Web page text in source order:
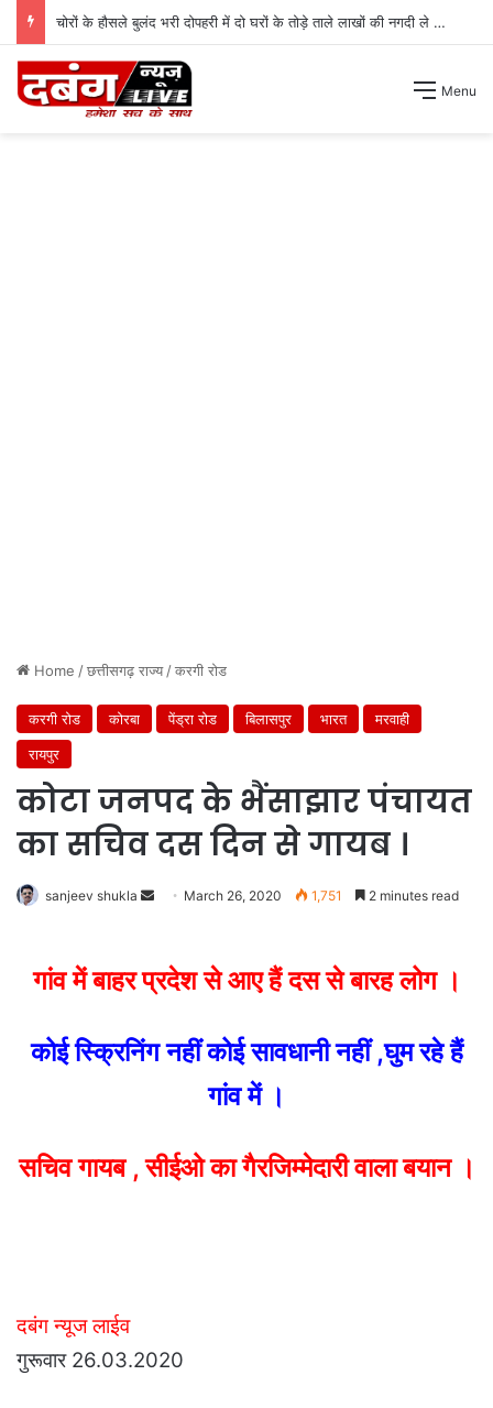
चोरों के हौसले बुलंद भरी दोपहरी में दो घरों के तोड़े ताले लाखों की नगदी ले भागे ।
Menu
Home /छत्तीसगढ़ राज्य/करगी रोड
करगी रोड कोरबा पेंड्रा रोड बिलासपुर भारत
मरवाही
रायपुर
कोटा जनपद के भैंसाझार पंचायत
का सचिव दस दिन से गायब ।
sanjeev shukla
Send March 26, 2020 1,751 2 minutes read
गांव में बाहर प्रदेश से आए हैं दस से बारह लोग ।
कोई स्क्रिनिंग नहीं कोई सावधानी नहीं ,घुम रहे हैं
गांव में ।
सचिव गायब , सीईओ का गैरजिम्मेदारी वाला बयान ।
दबंग न्यूज लाईव
गुरूवार 26.03.2020